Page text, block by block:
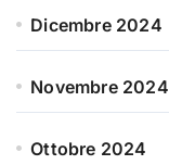
Dicembre 2024
Novembre 2024
Ottobre 2024